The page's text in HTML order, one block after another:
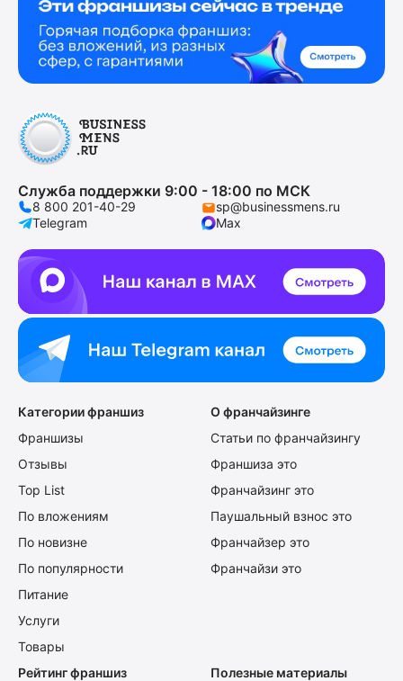
Служба поддержки 9:00 - 18:00 по МСК
8 800 201-40-29
sp@businessmens.ru
Telegram
Max
Категории франшиз
Франшизы
Отзывы
Top List
По вложениям
По новизне
По популярности
Питание
Услуги
Товары
О франчайзинге
Статьи по франчайзингу
Франшиза это
Франчайзинг это
Паушальный взнос это
Франчайзер это
Франчайзи это
Рейтинг франшиз
Полезные материалы